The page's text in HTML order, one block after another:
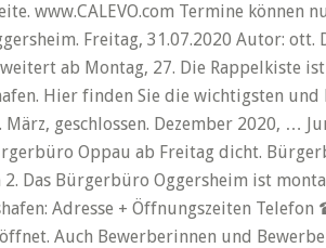
www.CALEVO.com Termine
Freitag, 31.07.2020 Autor: ott.
ab Montag, 27. Die Rappelkiste
Hier finden Sie die wichtigsten
geschlossen. Dezember 2020, …
Oppau ab Freitag dicht.
Das Bürgerbüro Oggersheim ist
Adresse + Öffnungszeiten
Auch Bewerberinnen und